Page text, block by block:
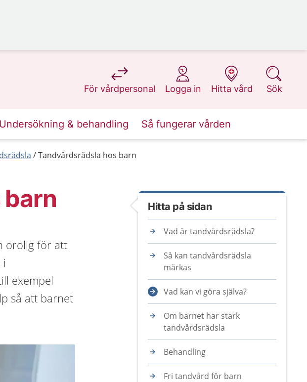
För vårdpersonal
på 1177.se
Logga in
på 1177.se
Hitta vård
på 1177.se
Sök
på 1177.se
Undersökning & behandling Så fungerar vården
Tandvårdsrädsla hos barn
orolig för att
i
exempel
så att barnet
Hitta på sidan
Vad är tandvårdsrädsla?
Så kan tandvårdsrädsla
märkas
Vad kan vi göra själva?
Om barnet har stark
tandvårdsrädsla
Behandling
Fri tandvård för barn